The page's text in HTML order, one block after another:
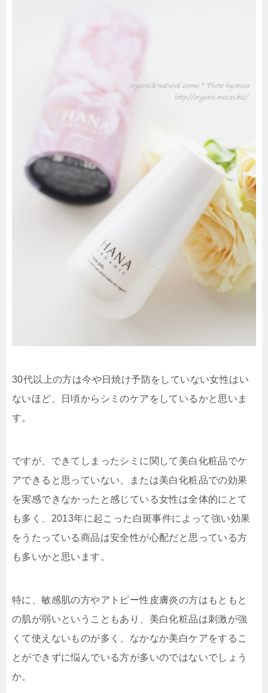
30代以上の方は今や日焼け予防をしていない女性はい
ないほど、日頃からシミのケアをしているかと思いま
す。
ですが、できてしまったシミに関して美白化粧品でケ
アできると思っていない、または美白化粧品での効果
を実感できなかったと感じている女性は全体的にとて
も多く、2013年に起こった白斑事件によって強い効果
をうたっている商品は安全性が心配だと思っている方
も多いかと思います。
特に、敏感肌の方やアトピー性皮膚炎の方はもともと
の肌が弱いということもあり、美白化粧品は刺激が強
くて使えないものが多く、なかなか美白ケアをするこ
とができずに悩んでいる方が多いのではないでしょう
か。